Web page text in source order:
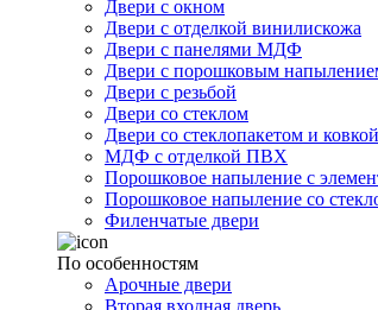
Двери с окном
Двери с отделкой винилискожа
Двери с панелями МДФ
Двери с порошковым
Двери с резьбой
Двери со стеклом
Двери со стеклопакетом и ковкой
МДФ с отделкой ПВХ
Порошковое напыление с
Порошковое напыление со
Филенчатые двери
По особенностям
Арочные двери
Вторая входная дверь